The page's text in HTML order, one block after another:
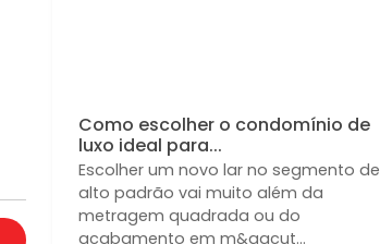
Como escolher o condomínio de
luxo ideal para...
Escolher um novo lar no segmento de
alto padrão vai muito além da
metragem quadrada ou do
acabamento em m&aacut...